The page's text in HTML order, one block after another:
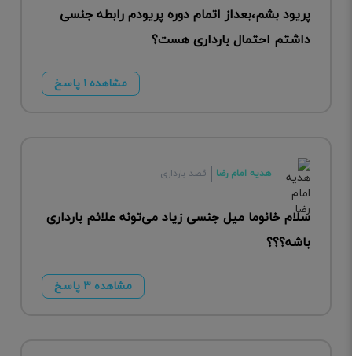
پریود بشم،بعداز اتمام دوره پریودم رابطه جنسی
داشتم احتمال بارداری هست؟
مشاهده ۱ پاسخ
هدیه امام رضا قصد بارداری
سلام خانوما میل جنسی زیاد می‌تونه علائم بارداری
باشه؟؟؟
مشاهده ۳ پاسخ